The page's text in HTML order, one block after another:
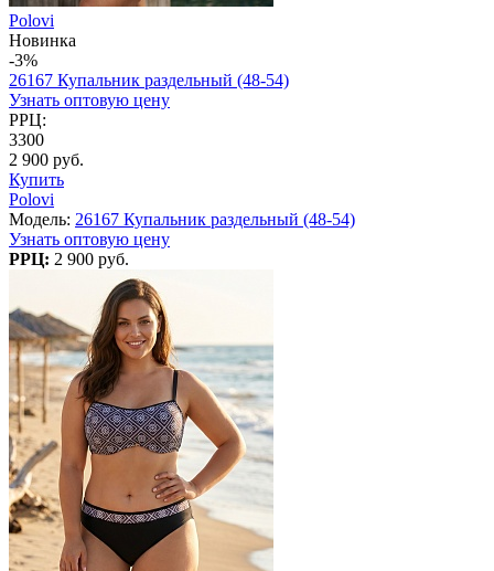
Polovi
Новинка
-3%
26167 Купальник раздельный (48-54)
Узнать оптовую цену
РРЦ:
3300
2 900 руб.
Купить
Polovi
Модель: 26167 Купальник раздельный (48-54)
Узнать оптовую цену
РРЦ: 2 900 руб.